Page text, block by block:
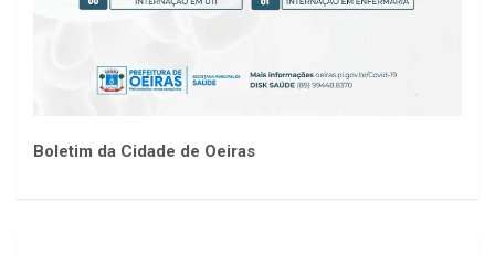
Boletim da Cidade de Oeiras